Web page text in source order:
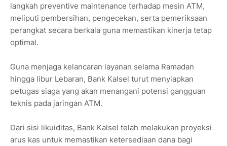
langkah preventive maintenance terhadap mesin ATM,
meliputi pembersihan, pengecekan, serta pemeriksaan
perangkat secara berkala guna memastikan kinerja tetap
optimal.
Guna menjaga kelancaran layanan selama Ramadan
hingga libur Lebaran, Bank Kalsel turut menyiapkan
petugas siaga yang akan menangani potensi gangguan
teknis pada jaringan ATM.
Dari sisi likuiditas, Bank Kalsel telah melakukan proyeksi
arus kas untuk memastikan ketersediaan dana bagi